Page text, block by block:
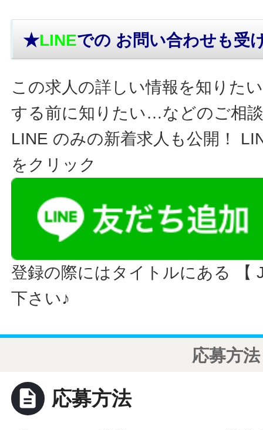
★LINEでの お問い合わせも受
この求人の詳しい情報を知りた
する前に知りたい…などのご相
LINE のみの新着求人も公開！
をクリック
登録の際にはタイトルにある 【
下さい♪
応募方法
description 応募方法